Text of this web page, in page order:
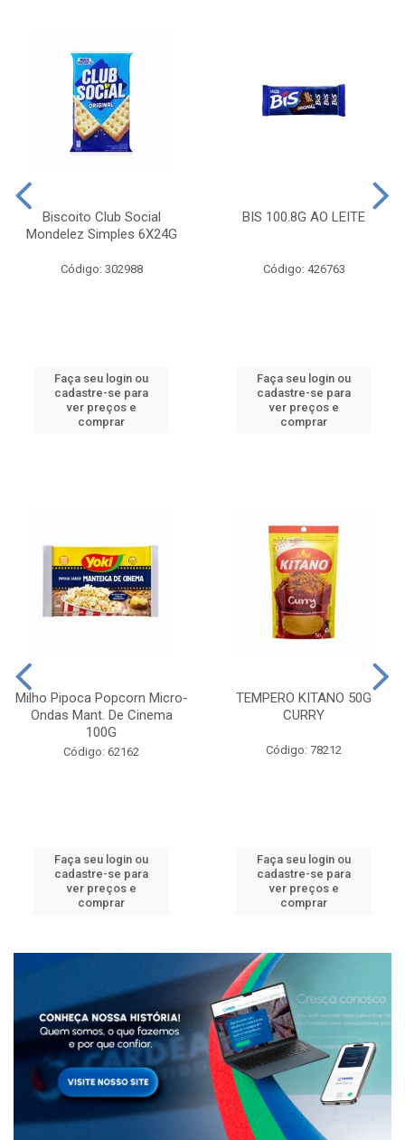
Biscoito Club Social
Mondelez Simples 6X24G
Código: 302988
Faça seu login ou
cadastre-se para
ver preços e
comprar
BIS 100.8G AO LEITE
Código: 426763
Faça seu login ou
cadastre-se para
ver preços e
comprar
Milho Pipoca Popcorn Micro-
Ondas Mant. De Cinema
100G
Código: 62162
Faça seu login ou
cadastre-se para
ver preços e
comprar
TEMPERO KITANO 50G
CURRY
Código: 78212
Faça seu login ou
cadastre-se para
ver preços e
comprar